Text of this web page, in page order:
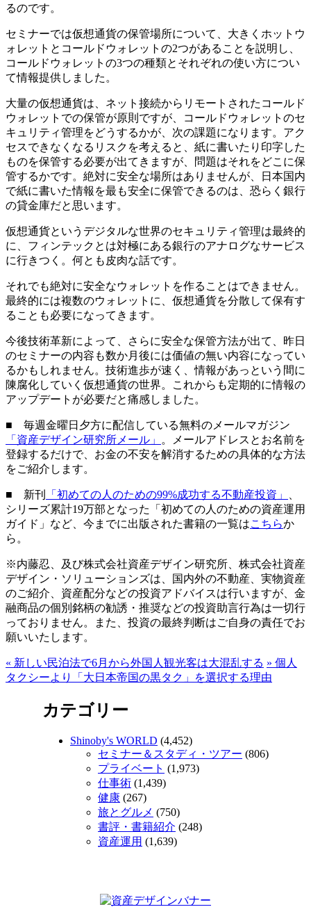
るのです。
セミナーでは仮想通貨の保管場所について、大きくホットウ
ォレットとコールドウォレットの2つがあることを説明し、
コールドウォレットの3つの種類とそれぞれの使い方につい
て情報提供しました。
大量の仮想通貨は、ネット接続からリモートされたコールド
ウォレットでの保管が原則ですが、コールドウォレットのセ
キュリティ管理をどうするかが、次の課題になります。アク
セスできなくなるリスクを考えると、紙に書いたり印字した
ものを保管する必要が出てきますが、問題はそれをどこに保
管するかです。絶対に安全な場所はありませんが、日本国内
で紙に書いた情報を最も安全に保管できるのは、恐らく銀行
の貸金庫だと思います。
仮想通貨というデジタルな世界のセキュリティ管理は最終的
に、フィンテックとは対極にある銀行のアナログなサービス
に行きつく。何とも皮肉な話です。
それでも絶対に安全なウォレットを作ることはできません。
最終的には複数のウォレットに、仮想通貨を分散して保有す
ることも必要になってきます。
今後技術革新によって、さらに安全な保管方法が出て、昨日
のセミナーの内容も数か月後には価値の無い内容になってい
るかもしれません。技術進歩が速く、情報があっという間に
陳腐化していく仮想通貨の世界。これからも定期的に情報の
アップデートが必要だと痛感しました。
■ 毎週金曜日夕方に配信している無料のメールマガジン
「資産デザイン研究所メール」
。メールアドレスとお名前を
登録するだけで、お金の不安を解消するための具体的な方法
をご紹介します。
■ 新刊 「初めての人のための99%成功する不動産投資」
シリーズ累計19万部となった「初めての人のための資産運用
ガイド」など、今までに出版された書籍の一覧はこちらか
ら。
※内藤忍、及び株式会社資産デザイン研究所、株式会社資産
デザイン・ソリューションズは、国内外の不動産、実物資産
のご紹介、資産配分などの投資アドバイスは行いますが、金
融商品の個別銘柄の勧誘・推奨などの投資助言行為は一切行
っておりません。また、投資の最終判断はご自身の責任でお
願いいたします。
« 新しい民泊法で6月から外国人観光客は大混乱する » 個人
タクシーより「大日本帝国の黒タク」を選択する理由
カテゴリー
Shinoby's WORLD (4,452)
セミナー＆スタディ・ツアー (806)
プライベート (1,973)
仕事術 (1,439)
健康 (267)
旅とグルメ (750)
書評・書籍紹介 (248)
資産運用 (1,639)